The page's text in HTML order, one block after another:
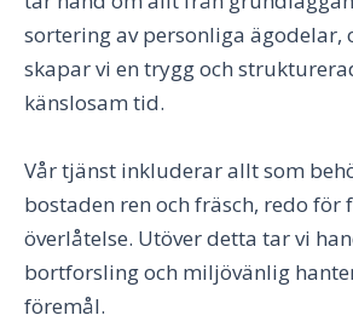
sortering av personliga ägodelar,
skapar vi en trygg och
känslosam tid.
Vår tjänst inkluderar allt som
bostaden ren och fräsch, redo
överlåtelse. Utöver detta tar vi
bortforsling och miljövänlig
föremål.